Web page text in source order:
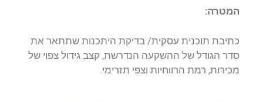
המטרה:
כתיבת תוכנית עסקית/ בדיקת היתכנות שתתאר את
סדר הגודל של ההשקעה הנדרשת, קצב גידול צפוי של
מכירות, רמת הרווחיות וצפי תזרימי.